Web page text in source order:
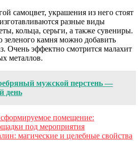
самоцвет, украшения из него стоят
разные виды
кольца, серьги, а также сувениры.
камня можно добавить
Очень эффектно смотрится малахит
металлов.
мужской перстень —
день
помещение:
под мероприятия
магические и целебные свойства